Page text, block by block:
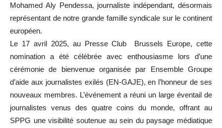
Mohamed Aly Pendessa, journaliste indépendant, désormais
représentant de notre grande famille syndicale sur le continent
européen.
Le 17 avril 2025, au Presse Club Brussels Europe, cette
nomination a été célébrée avec enthousiasme lors d’une
cérémonie de bienvenue organisée par Ensemble Groupe
d’aide aux journalistes exilés (EN-GAJE), en l’honneur de ses
nouveaux membres. L’événement a réuni un large éventail de
journalistes venus des quatre coins du monde, offrant au
SPPG une visibilité soutenue au sein du paysage médiatique